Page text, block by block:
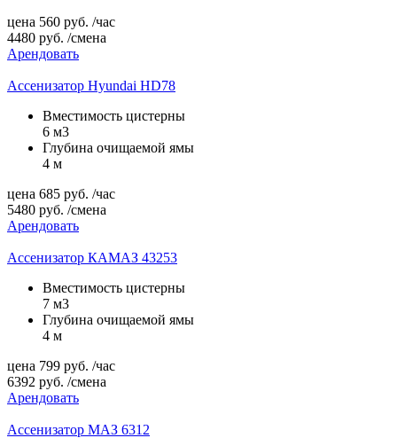
цена 560 руб. /час
4480 руб. /смена
Арендовать
Ассенизатор Hyundai HD78
Вместимость цистерны
6 м3
Глубина очищаемой ямы
4 м
цена 685 руб. /час
5480 руб. /смена
Арендовать
Ассенизатор КАМАЗ 43253
Вместимость цистерны
7 м3
Глубина очищаемой ямы
4 м
цена 799 руб. /час
6392 руб. /смена
Арендовать
Ассенизатор МАЗ 6312